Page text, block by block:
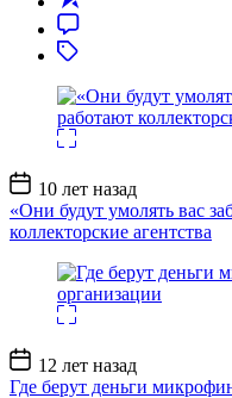
Дата
записи
10 лет назад
«Они будут умолять вас
коллекторские агентства
Дата
записи
12 лет назад
Где берут деньги